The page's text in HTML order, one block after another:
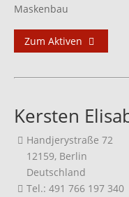
Maskenbau
Zum Aktiven
Kersten
Handjerystraße 72
12159, Berlin
Deutschland
Tel.: 491 766 197 340